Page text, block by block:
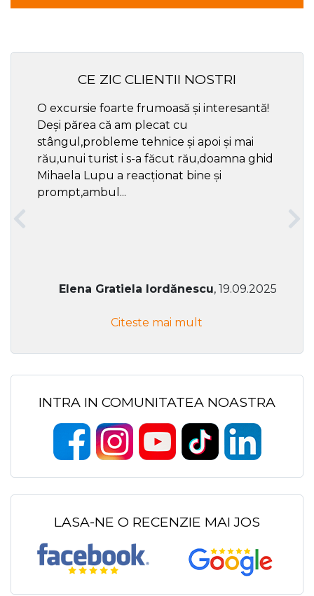
CE ZIC CLIENTII NOSTRI
O excursie foarte frumoasă și interesantă!
Deși părea că am plecat cu
stângul,probleme tehnice și apoi și mai
rău,unui turist i s-a făcut rău,doamna ghid
Mihaela Lupu a reacționat bine și
prompt,ambul...
Elena Gratiela Iordănescu, 19.09.2025
Citeste mai mult
INTRA IN COMUNITATEA NOASTRA
LASA-NE O RECENZIE MAI JOS